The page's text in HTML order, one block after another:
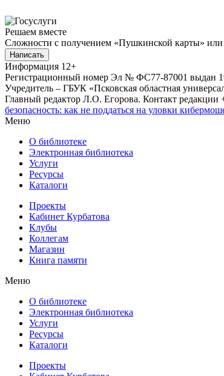
Решаем вместе
Сложности с получением «Пушкинской карты» или
Написать
Информация 12+
Регистрационный номер Эл № ФС77-87001 выдан
Учредитель – ГБУК «Псковская областная
Главный редактор Л.О. Егорова. Контакт редакции
безопасность: как не поддаться на уловки
Меню
О библиотеке
Электронная библиотека
Услуги
Ресурсы
Каталоги
Проекты
Кабинет Курбатова
Клубы
Коллегам
Магазин
Книга памяти
Меню
О библиотеке
Электронная библиотека
Услуги
Ресурсы
Каталоги
Проекты